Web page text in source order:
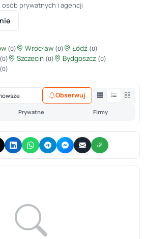
osób prywatnych i agencji
(0) Wrocław (0) Łódź (0)
(0) Szczecin (0) Bydgoszcz (0)
(0)
Prywatne Firmy
Obserwuj